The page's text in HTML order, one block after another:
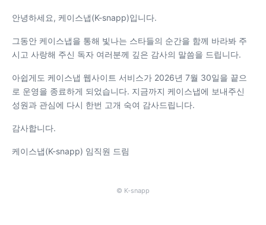
안녕하세요, 케이스냅(K-snapp)입니다.
그동안 케이스냅을 통해 빛나는 스타들의 순간을 함께 바라봐 주
시고 사랑해 주신 독자 여러분께 깊은 감사의 말씀을 드립니다.
아쉽게도 케이스냅 웹사이트 서비스가 2026년 7월 30일을 끝으
로 운영을 종료하게 되었습니다. 지금까지 케이스냅에 보내주신
성원과 관심에 다시 한번 고개 숙여 감사드립니다.
감사합니다.
케이스냅(K-snapp) 임직원 드림
© K-snapp